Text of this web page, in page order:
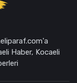
Haber, Kocaeli